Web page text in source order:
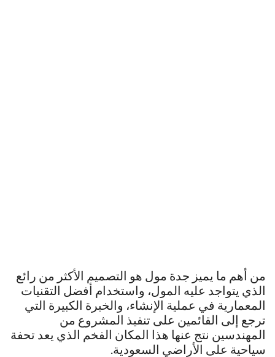
من أهم ما يميز جدة مول هو التصميم الأكثر من رائع
الذي يتواجد عليه المول، واستخدام أفضل التقنيات
المعمارية في عملية الإنشاء، والخبرة الكبيرة التي
ترجع إلى القائمين على تنفيذ المشروع من
المهندسين نتج عنها هذا المكان الفخم الذي يعد تحفة
سياحية على الأراضي السعودية.